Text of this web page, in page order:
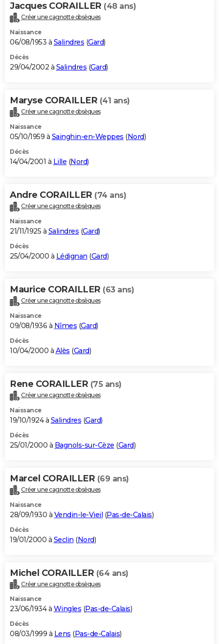
Jacques CORAILLER (48 ans)
Créer une cagnotte obsèques
Naissance
06/08/1953 à Salindres (Gard)
Décès
29/04/2002 à Salindres (Gard)
Maryse CORAILLER (41 ans)
Créer une cagnotte obsèques
Naissance
05/10/1959 à Sainghin-en-Weppes (Nord)
Décès
14/04/2001 à Lille (Nord)
Andre CORAILLER (74 ans)
Créer une cagnotte obsèques
Naissance
21/11/1925 à Salindres (Gard)
Décès
25/04/2000 à Lédignan (Gard)
Maurice CORAILLER (63 ans)
Créer une cagnotte obsèques
Naissance
09/08/1936 à Nîmes (Gard)
Décès
10/04/2000 à Alès (Gard)
Rene CORAILLER (75 ans)
Créer une cagnotte obsèques
Naissance
19/10/1924 à Salindres (Gard)
Décès
25/01/2000 à Bagnols-sur-Cèze (Gard)
Marcel CORAILLER (69 ans)
Créer une cagnotte obsèques
Naissance
28/09/1930 à Vendin-le-Vieil (Pas-de-Calais)
Décès
19/01/2000 à Seclin (Nord)
Michel CORAILLER (64 ans)
Créer une cagnotte obsèques
Naissance
23/06/1934 à Wingles (Pas-de-Calais)
Décès
08/03/1999 à Lens (Pas-de-Calais)